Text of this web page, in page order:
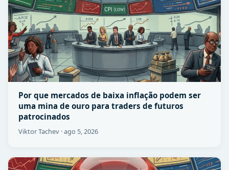
Por que mercados de baixa inflação podem ser
uma mina de ouro para traders de futuros
patrocinados
Viktor Tachev ·ago 5, 2026